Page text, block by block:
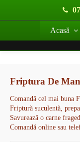
Acasă
Friptura De
Comandă cel mai buna
Friptură suculentă,
Savurează o carne
Comandă online sau